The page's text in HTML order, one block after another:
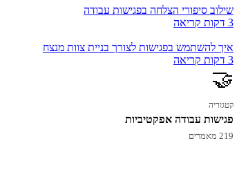
שילוב סיפורי הצלחה בפגישות עבודה
3 דקות קריאה
איך להשתמש בפגישות לצורך בניית צוות מנצח
3 דקות קריאה
🤝
קטגוריה
פגישות עבודה אפקטיביות
219 מאמרים